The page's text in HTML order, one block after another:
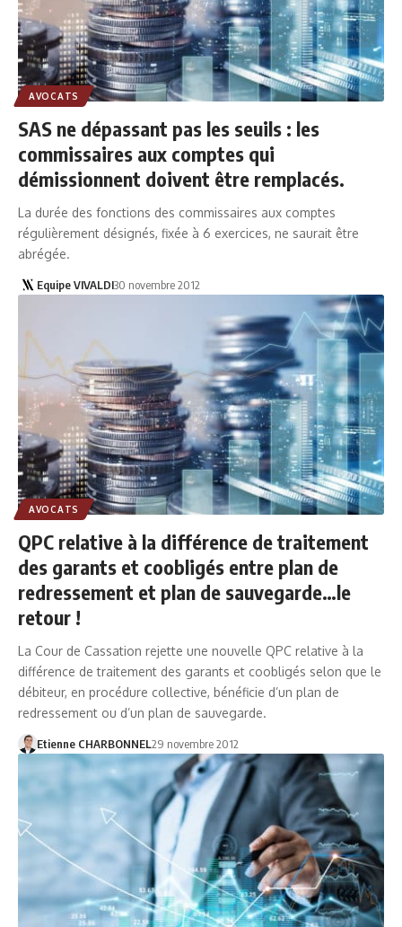
AVOCATS
SAS ne dépassant pas les seuils : les
commissaires aux comptes qui
démissionnent doivent être remplacés.
La durée des fonctions des commissaires aux comptes
régulièrement désignés, fixée à 6 exercices, ne saurait être
abrégée.
Equipe VIVALDI30 novembre 2012
AVOCATS
QPC relative à la différence de traitement
des garants et coobligés entre plan de
redressement et plan de sauvegarde…le
retour !
La Cour de Cassation rejette une nouvelle QPC relative à la
différence de traitement des garants et coobligés selon que le
débiteur, en procédure collective, bénéficie d’un plan de
redressement ou d’un plan de sauvegarde.
Etienne CHARBONNEL29 novembre 2012